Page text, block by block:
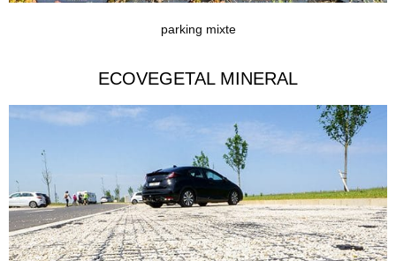
parking mixte
ECOVEGETAL MINERAL